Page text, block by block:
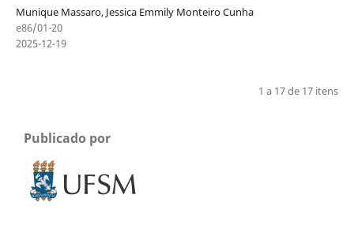
Munique Massaro, Jessica Emmily Monteiro Cunha
e86/01-20
2025-12-19
1 a 17 de 17 itens
Publicado por